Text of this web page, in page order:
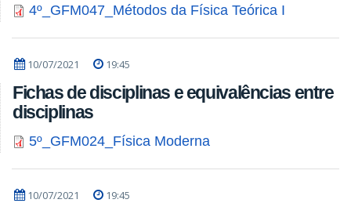
4º_GFM047_Métodos da Física Teórica I
10/07/2021 19:45
Fichas de disciplinas e equivalências entre
disciplinas
5º_GFM024_Física Moderna
10/07/2021 19:45